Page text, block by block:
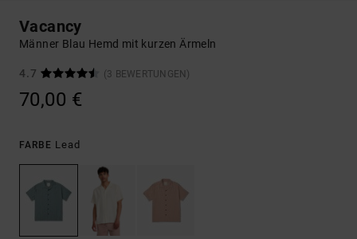
Vacancy
Männer Blau Hemd mit kurzen Ärmeln
4.7 (3 BEWERTUNGEN)
70,00 €
FARBE Lead